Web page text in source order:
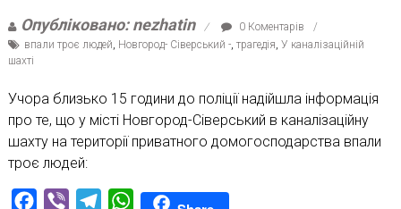
Опубліковано: nezhatin
0 Коментарів
впали троє людей Новгород- Сіверський -, трагедія У каналізаційній
шахті
Учора близько 15 години до поліції надійшла інформація
про те, що у місті Новгород-Сіверський в каналізаційну
шахту на території приватного домогосподарства впали
троє людей:
Facebook
Viber TelegramWhatsApp